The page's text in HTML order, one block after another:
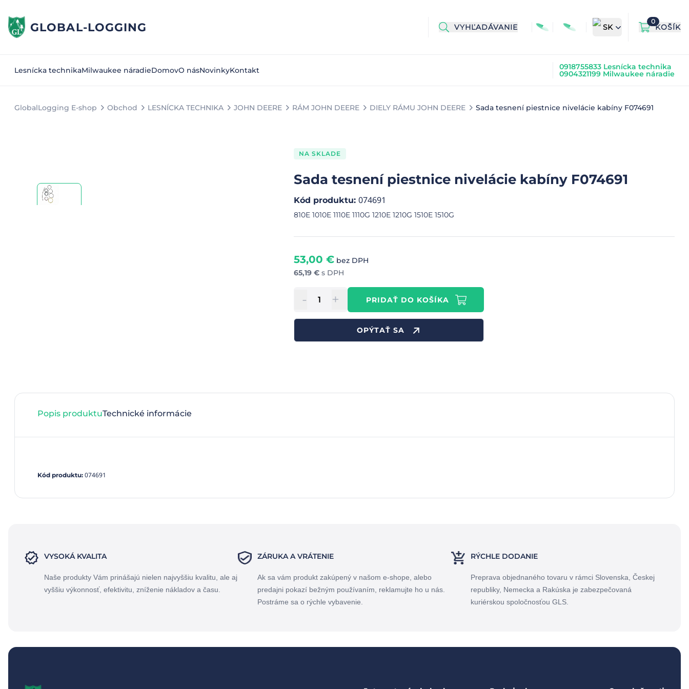
GLOBAL-LOGGING VYHĽADÁVANIE SK
0
KOŠÍK
Lesnícka technikaMilwaukee náradieDomovO násNovinkyKontakt 0918755833 Lesnícka technika
0904321199 Milwaukee náradie
GlobalLogging E-shop Obchod LESNÍCKA TECHNIKA JOHN DEERE RÁM JOHN DEERE DIELY RÁMU JOHN DEERE Sada tesnení piestnice nivelácie kabíny F074691
NA SKLADE
Sada tesnení piestnice nivelácie kabíny F074691
Kód produktu: 074691
810E 1010E 1110E 1110G 1210E 1210G 1510E 1510G
53,00 € bez DPH
65,19 € s DPH
- + PRIDAŤ DO KOŠÍKA
OPÝTAŤ SA
Popis produktuTechnické informácie
Kód produktu: 074691
VYSOKÁ KVALITA
Naše produkty Vám prinášajú nielen najvyššiu kvalitu, ale aj
vyššiu výkonnosť, efektivitu, zníženie nákladov a času.
ZÁRUKA A VRÁTENIE
Ak sa vám produkt zakúpený v našom e-shope, alebo
predajni pokazí bežným používaním, reklamujte ho u nás.
Postráme sa o rýchle vybavenie.
RÝCHLE DODANIE
Preprava objednaného tovaru v rámci Slovenska, Českej
republiky, Nemecka a Rakúska je zabezpečovaná
kuriérskou spoločnosťou GLS.